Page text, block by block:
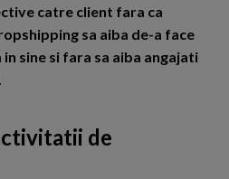
catre client fara ca
sa aiba de-a face
sine si fara sa aiba angajati
de